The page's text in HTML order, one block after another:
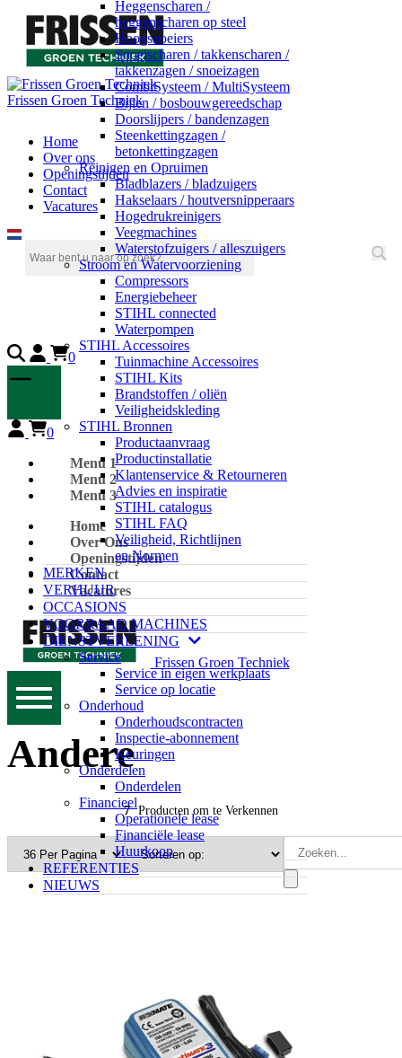
Frissen Groen Techniek
Home
Over ons
Openingstijden
Contact
Vacatures
Heggenscharen /
heggenscharen op steel
Hoogsnoeiers
Snoeischaren / takkenscharen /
takkenzagen / snoeizagen
CombiSysteem / MultiSysteem
Bijlen / bosbouwgereedschap
Doorslijpers / bandenzagen
Steenkettingzagen /
betonkettingzagen
Reinigen en Opruimen
Bladblazers / bladzuigers
Hakselaars / houtversnipperaars
Hogedrukreinigers
Veegmachines
Waterstofzuigers / alleszuigers
Stroom en Watervoorziening
Compressors
Energiebeheer
STIHL connected
Waterpompen
STIHL Accessoires
Tuinmachine Accessoires
STIHL Kits
Brandstoffen / oliën
Veiligheidskleding
STIHL Bronnen
Productaanvraag
Productinstallatie
Klantenservice & Retourneren
Advies en inspiratie
STIHL catalogus
STIHL FAQ
Veiligheid, Richtlijnen
en Normen
MERKEN
VERHUUR
OCCASIONS
VOORRAAD MACHINES
DIENSTVERLENING
Service
Service in eigen werkplaats
Service op locatie
Onderhoud
Onderhoudscontracten
Inspectie-abonnement
Keuringen
Onderdelen
Onderdelen
Financieel
Operationele lease
Financiële lease
Huurkoop
REFERENTIES
NIEUWS
0
0
Menu 1
Menu 2
Menu 3
Home
Over Ons
Openingstijden
Contact
Vacatures
Frissen Groen Techniek
Andere
7 Producten om te Verkennen